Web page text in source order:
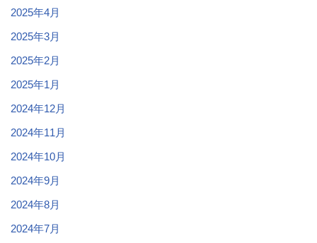
2025年4月
2025年3月
2025年2月
2025年1月
2024年12月
2024年11月
2024年10月
2024年9月
2024年8月
2024年7月